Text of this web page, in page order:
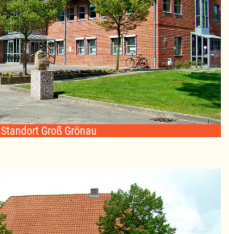
Standort Groß Grönau